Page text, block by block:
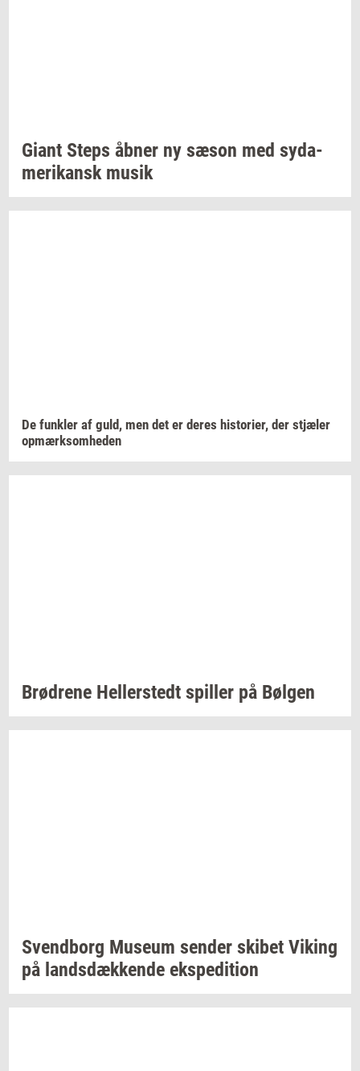
Giant Steps åbner ny sæson med sy­da­
me­ri­kanskmusik
De funk­ler af guld, men det er deres hi­sto­ri­er, der stjæ­ler
op­mærk­som­he­den
Brød­re­ne Hel­ler­stedt spil­ler på Bøl­gen
Svend­borg Mu­se­um sen­der ski­bet Viking
på lands­dæk­ken­de eks­pe­di­tion